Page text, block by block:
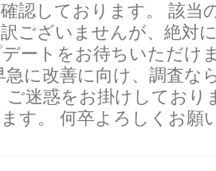
認しております。 該当
ございませんが、絶対
ートをお待ちいただけ
急に改善に向け、調査な
ご迷惑をお掛けしており
す。 何卒よろしくお願